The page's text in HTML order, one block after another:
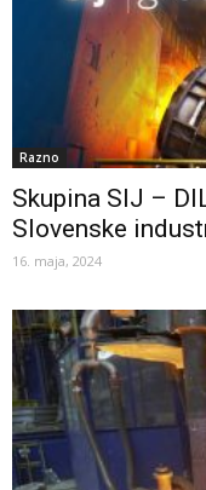
Razno
Skupina SIJ –
Slovenske
16. maja, 2024